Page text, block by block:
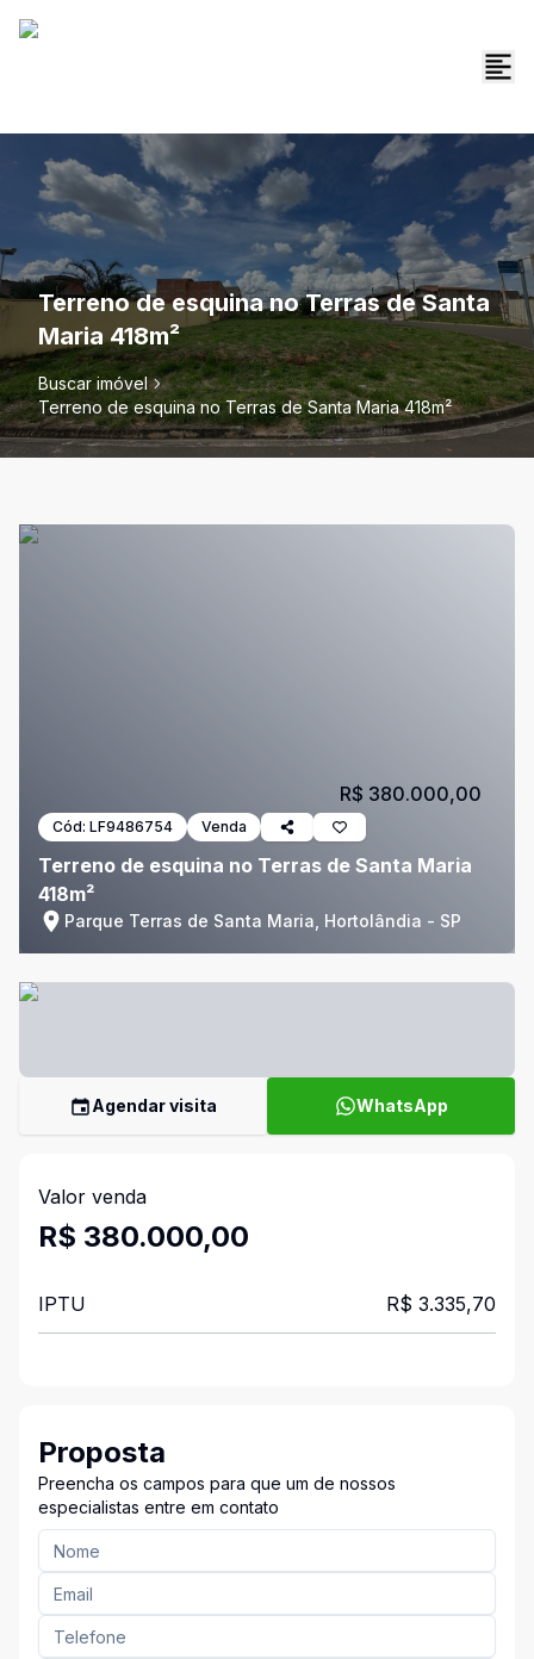
Terreno de esquina no Terras de Santa
Maria 418m²
Buscar imóvel
Terreno de esquina no Terras de Santa Maria 418m²
Cód: LF9486754 Venda
Terreno de esquina no Terras de Santa Maria
418m²
Parque Terras de Santa Maria, Hortolândia - SP
R$ 380.000,00
Agendar visita WhatsApp
Valor venda
R$ 380.000,00
IPTU R$ 3.335,70
Proposta
Preencha os campos para que um de nossos
especialistas entre em contato